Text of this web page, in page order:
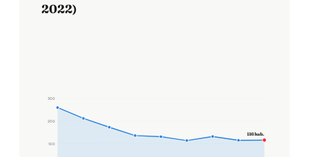
2022)
100
200
300
116 hab.